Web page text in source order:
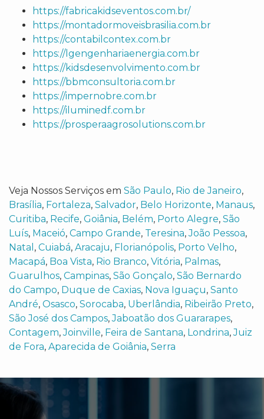
https://fabricakidseventos.com.br/
https://montadormoveisbrasilia.com.br
https://contabilcontex.com.br
https://lgengenhariaenergia.com.br
https://kidsdesenvolvimento.com.br
https://bbmconsultoria.com.br
https://impernobre.com.br
https://iluminedf.com.br
https://prosperaagrosolutions.com.br
Veja Nossos Serviços em São Paulo, Rio de Janeiro,
Brasília, Fortaleza, Salvador, Belo Horizonte, Manaus,
Curitiba, Recife, Goiânia, Belém, Porto Alegre, São
Luís, Maceió, Campo Grande, Teresina,João Pessoa,
Natal , Cuiabá, Aracaju, Florianópolis, Porto Velho,
Macapá, Boa Vista, Rio Branco, Vitória, Palmas,
Guarulhos, Campinas, São Gonçalo, São Bernardo
do Campo, Duque de Caxias, Nova Iguaçu, Santo
André, Osasco, Sorocaba, Uberlândia, Ribeirão Preto,
São José dos Campos,Jaboatão dos Guararapes,
Contagem,Joinville, Feira de Santana, Londrina,Juiz
de Fora, Aparecida de Goiânia, Serra